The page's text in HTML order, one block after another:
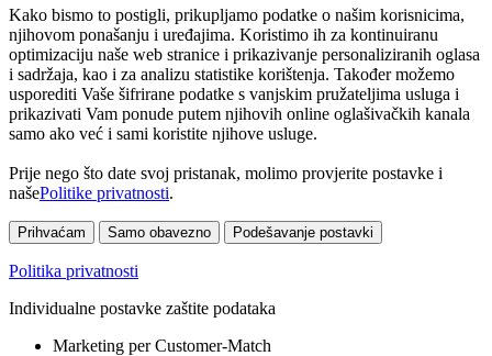
Kako bismo to postigli, prikupljamo podatke o našim korisnicima,
njihovom ponašanju i uređajima. Koristimo ih za kontinuiranu
optimizaciju naše web stranice i prikazivanje personaliziranih oglasa
i sadržaja, kao i za analizu statistike korištenja. Također možemo
usporediti Vaše šifrirane podatke s vanjskim pružateljima usluga i
prikazivati Vam ponude putem njihovih online oglašivačkih kanala
samo ako već i sami koristite njihove usluge.
Prije nego što date svoj pristanak, molimo provjerite postavke i
našePolitike privatnosti.
Prihvaćam Samo obavezno Podešavanje postavki
Politika privatnosti
Individualne postavke zaštite podataka
Marketing per Customer-Match